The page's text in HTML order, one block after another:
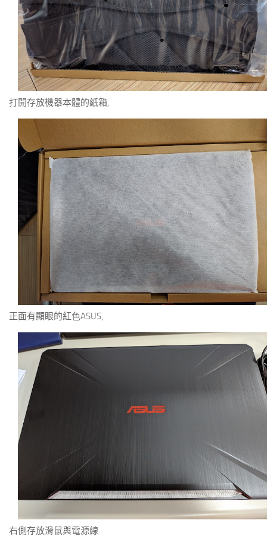
打開存放機器本體的紙箱,
正面有顯眼的紅色ASUS,
右側存放滑鼠與電源線